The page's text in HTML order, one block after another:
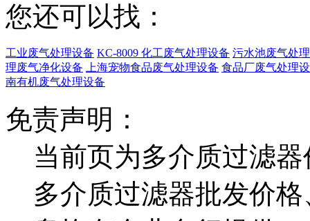
您还可以找：
工业废气处理设备 KC-8009 化工废气处理设备 污水池废气处
理废气净化设备
上海宠物食品废气处理设备 食品厂废气处理
南有机废气处理设备
免责声明：
当前页为多介质过滤
多介质过滤器批发价